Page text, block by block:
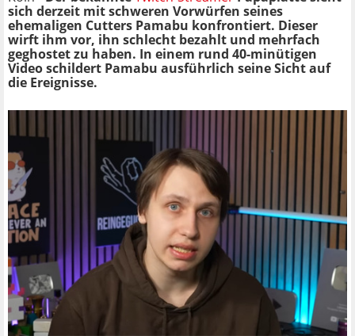
sich derzeit mit schweren Vorwürfen seines
ehemaligen Cutters Pamabu konfrontiert. Dieser
wirft ihm vor, ihn schlecht bezahlt und mehrfach
geghostet zu haben. In einem rund 40-minütigen
Video schildert Pamabu ausführlich seine Sicht auf
die Ereignisse.